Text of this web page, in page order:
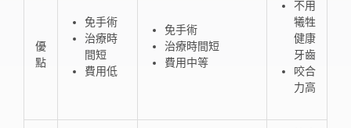
優
點
免手術
治療時
間短
費用低
免手術
治療時間短
費用中等
不用
犧牲
健康
牙齒
咬合
力高